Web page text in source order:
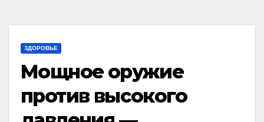
ЗДОРОВЬЕ
Мощное оружие
против высокого